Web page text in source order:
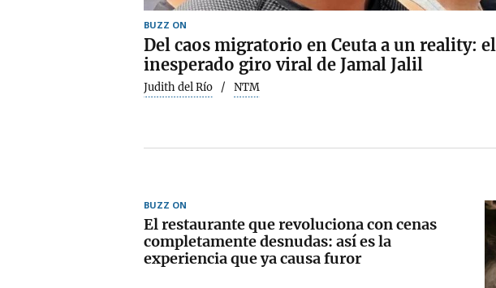
BUZZ ON
Del caos migratorio en Ceuta a un reality: el
inesperado giro viral de Jamal Jalil
Judith del Río NTM
BUZZ ON
El restaurante que revoluciona con cenas
completamente desnudas: así es la
experiencia que ya causa furor